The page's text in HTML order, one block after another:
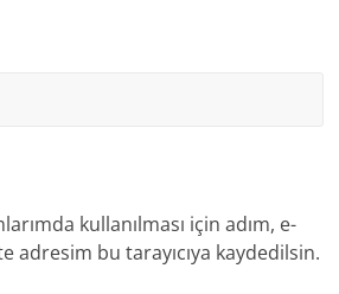
kullanılması için adım, e-
adresim bu tarayıcıya kaydedilsin.